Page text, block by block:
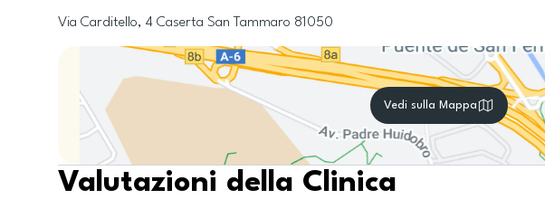
Via Carditello, 4 Caserta San Tammaro 81050
Vedi sulla Mappa
Valutazioni della Clinica